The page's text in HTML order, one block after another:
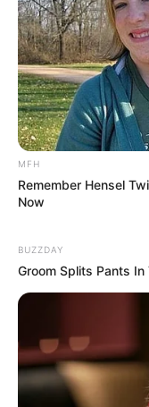
Kewarganegaraan:
Pendidikan: Hanlim
Agama: Kristen
Zodiak: Cancer
Tinggi Badan: 160
Berat Badan: 49 kg
Golongan Darah: B
Saudara: –
Pacar: –
Profesi: Penyanyi,
Keahlian: Tinju,
Hobi: Fotografi
MFH
Remember Hensel
Now
BUZZDAY
Groom Splits Pants